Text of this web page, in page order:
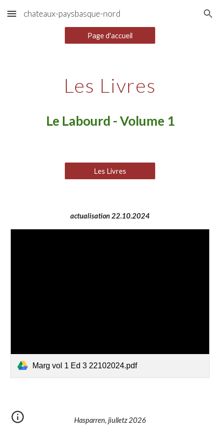
Skip to main content Skip to navigation
chateaux-paysbasque-nord
Page d'accueil
Les Livres
Le Labourd - Volume 1
Les Livres
actualisation 22.10.2024
Marg vol 1 Ed 3 22102024.pdf
Hasparren, jiulletz 2026